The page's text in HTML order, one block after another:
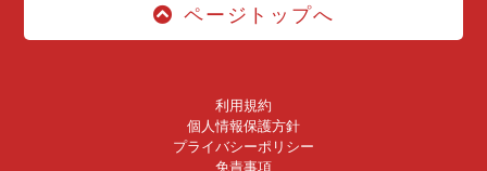
ページトップへ
利用規約
個人情報保護方針
プライバシーポリシー
免責事項